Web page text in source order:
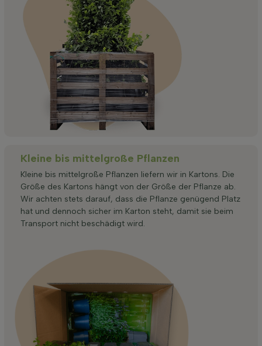
Kleine bis mittelgroße Pflanzen
Kleine bis mittelgroße Pflanzen liefern wir in Kartons. Die
Größe des Kartons hängt von der Größe der Pflanze ab.
Wir achten stets darauf, dass die Pflanze genügend Platz
hat und dennoch sicher im Karton steht, damit sie beim
Transport nicht beschädigt wird.